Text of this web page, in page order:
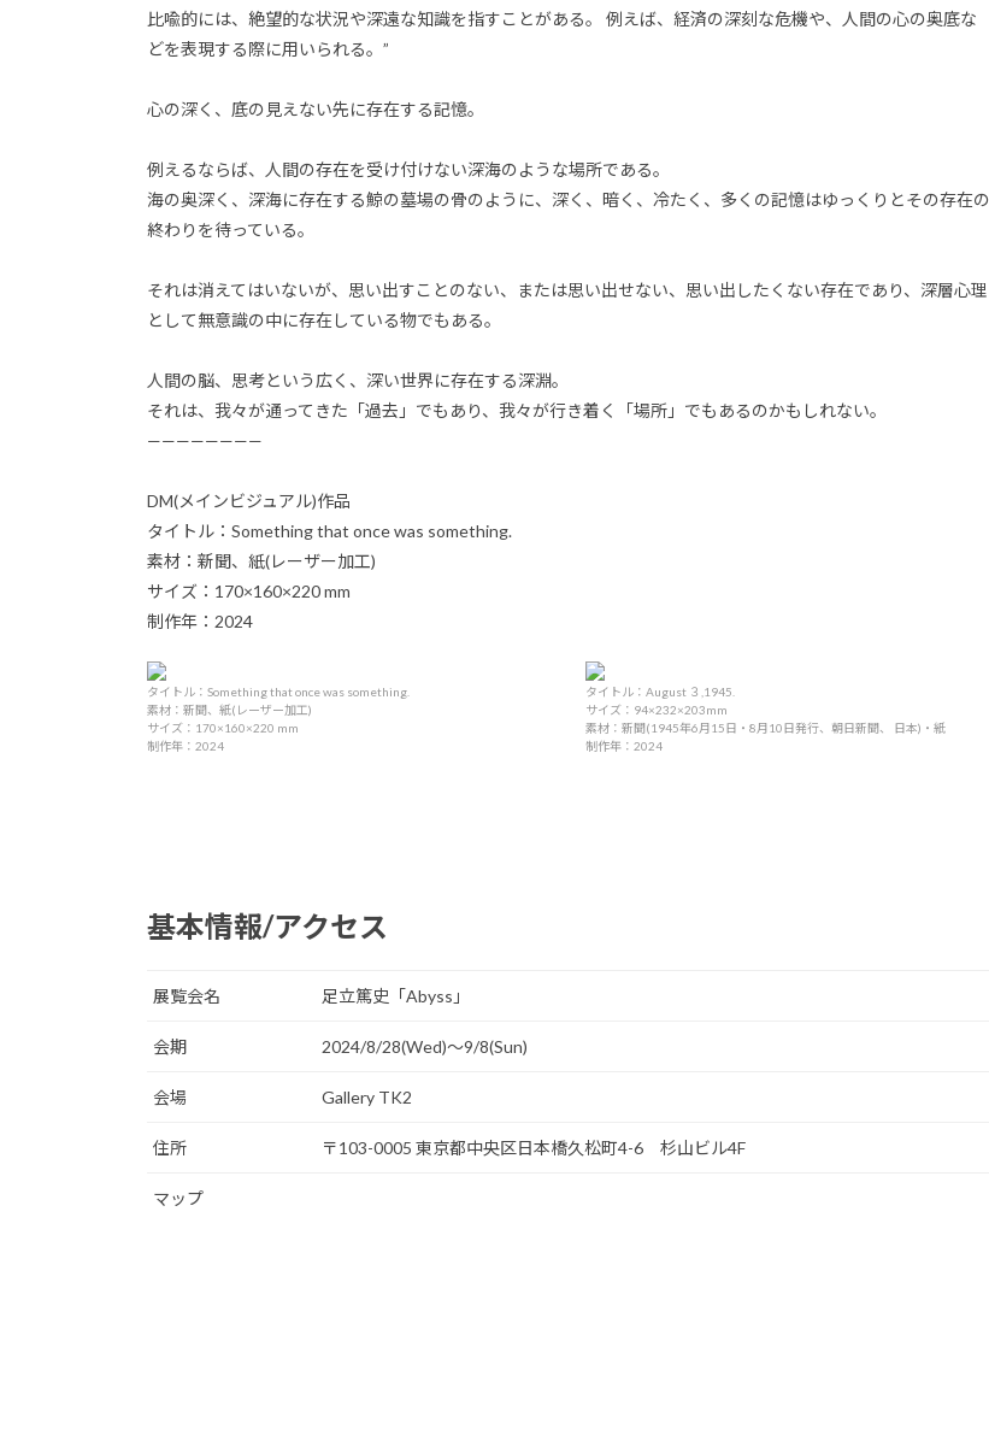
比喩的には、絶望的な状況や深遠な知識を指すことがある。 例えば、経済の深刻な危機や、人間の心の奥底な
どを表現する際に用いられる。”
心の深く、底の見えない先に存在する記憶。
例えるならば、人間の存在を受け付けない深海のような場所である。
海の奥深く、深海に存在する鯨の墓場の骨のように、深く、暗く、冷たく、多くの記憶はゆっくりとその存在の
終わりを待っている。
それは消えてはいないが、思い出すことのない、または思い出せない、思い出したくない存在であり、深層心理
として無意識の中に存在している物でもある。
人間の脳、思考という広く、深い世界に存在する深淵。
それは、我々が通ってきた「過去」でもあり、我々が行き着く「場所」でもあるのかもしれない。
————————
DM(メインビジュアル)作品
タイトル：Something that once was something.
素材：新聞、紙(レーザー加工)
サイズ：170×160×220 mm
制作年：2024
タイトル：Something that once was something.
素材：新聞、紙(レーザー加工)
サイズ：170×160×220 mm
制作年：2024
タイトル：August ３,1945.
サイズ：94×232×203mm
素材：新聞(1945年6月15日・8月10日発行、朝日新聞、 日本)・紙
制作年：2024
基本情報/アクセス
展覧会名 足立篤史「Abyss」
会期 2024/8/28(Wed)〜9/8(Sun)
会場 Gallery TK2
住所 〒103-0005 東京都中央区日本橋久松町4-6 杉山ビル4F
マップ